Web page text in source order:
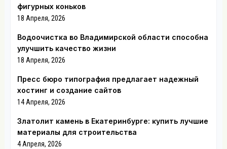
фигурных коньков
18 Апреля, 2026
Водоочистка во Владимирской области способна
улучшить качество жизни
18 Апреля, 2026
Пресс бюро типография предлагает надежный
хостинг и создание сайтов
14 Апреля, 2026
Златолит камень в Екатеринбурге: купить лучшие
материалы для строительства
4 Апреля, 2026